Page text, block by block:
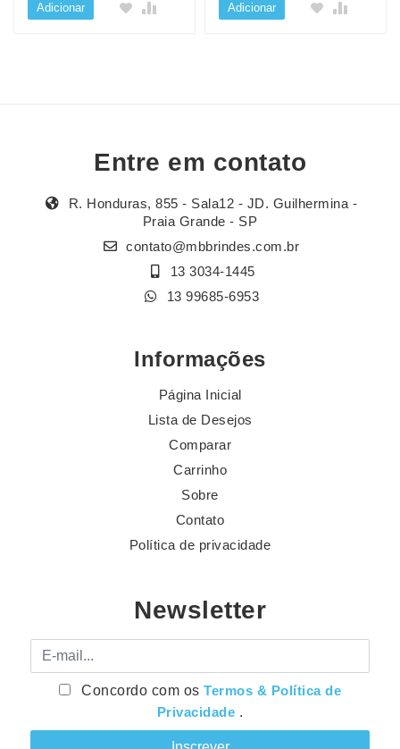
Adicionar Adicionar
Entre em contato
R. Honduras, 855 - Sala12 - JD. Guilhermina -
Praia Grande - SP
contato@mbbrindes.com.br
13 3034-1445
13 99685-6953
Informações
Página Inicial
Lista de Desejos
Comparar
Carrinho
Sobre
Contato
Política de privacidade
Newsletter
E-mail
Concordo com osTermos & Política de
Privacidade .